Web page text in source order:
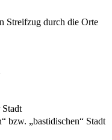
Streifzug durch die Orte
bzw. „bastidischen“ Stadt